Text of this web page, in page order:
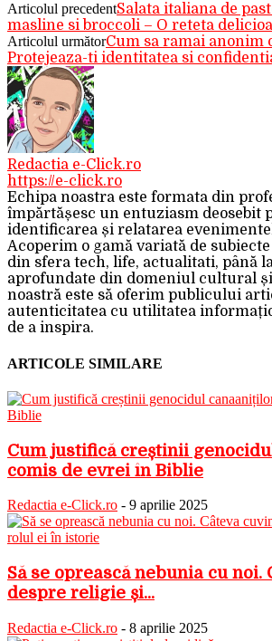
Articolul precedentSalata italiana de
masline si broccoli – O reteta
Articolul următorCum sa ramai anonim
Protejeaza-ti identitatea si
Redactia e-Click.ro
https://e-click.ro
Echipa noastra este formata din
împărtășesc un entuziasm deosebit
identificarea și relatarea
Acoperim o gamă variată de
din sfera tech, life, actualitati, până
aprofundate din domeniul cultural
noastră este să oferim publicului
autenticitatea cu utilitatea
de a inspira.
ARTICOLE SIMILARE
Cum justifică creștinii
comis de evrei în Biblie
Redactia e-Click.ro - 9 aprilie 2025
Să se oprească nebunia cu noi.
despre religie și...
Redactia e-Click.ro - 8 aprilie 2025